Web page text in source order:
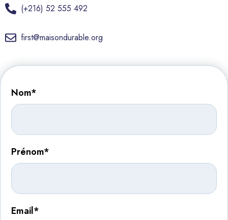
(+216) 52 555 492
first@maisondurable.org
Nom*
Prénom*
Email*